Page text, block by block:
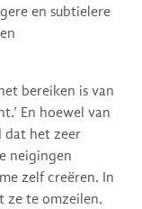
en subtielere
bereiken is van
En hoewel van
dat het zeer
neigingen
zelf creëren. In
ze te omzeilen.